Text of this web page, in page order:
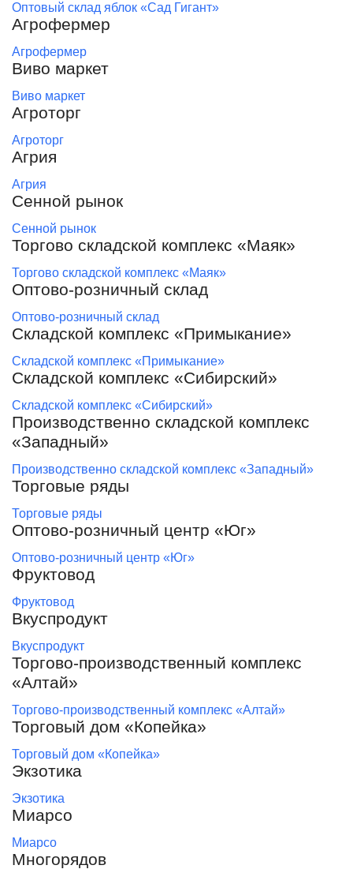
Оптовый склад яблок «Сад Гигант»
Агрофермер
Агрофермер
Виво маркет
Виво маркет
Агроторг
Агроторг
Агрия
Агрия
Сенной рынок
Сенной рынок
Торгово складской комплекс «Маяк»
Торгово складской комплекс «Маяк»
Оптово-розничный склад
Оптово-розничный склад
Складской комплекс «Примыкание»
Складской комплекс «Примыкание»
Складской комплекс «Сибирский»
Складской комплекс «Сибирский»
Производственно складской комплекс
«Западный»
Производственно складской комплекс «Западный»
Торговые ряды
Торговые ряды
Оптово-розничный центр «Юг»
Оптово-розничный центр «Юг»
Фруктовод
Фруктовод
Вкуспродукт
Вкуспродукт
Торгово-производственный комплекс
«Алтай»
Торгово-производственный комплекс «Алтай»
Торговый дом «Копейка»
Торговый дом «Копейка»
Экзотика
Экзотика
Миарсо
Миарсо
Многорядов